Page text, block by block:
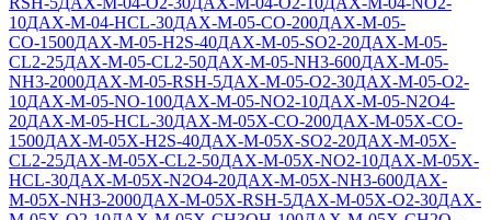
10ДАХ-М-04-HCL-30ДАХ-М-05-СО-200ДАХ-М-05-
СО-1500ДАХ-М-05-H2S-40ДАХ-М-05-SO2-20ДАХ-М-05-
CL2-25ДАХ-М-05-CL2-50ДАХ-М-05-NH3-600ДАХ-М-05-
NH3-2000ДАХ-М-05-RSH-5ДАХ-М-05-O2-30ДАХ-М-05-O2-
10ДАХ-М-05-NO-100ДАХ-М-05-NO2-10ДАХ-М-05-N2O4-
20ДАХ-М-05-HCL-30ДАХ-М-05Х-CO-200ДАХ-М-05Х-CO-
1500ДАХ-М-05Х-H2S-40ДАХ-М-05Х-SO2-20ДАХ-М-05Х-
CL2-25ДАХ-М-05Х-CL2-50ДАХ-М-05Х-NO2-10ДАХ-М-05Х-
HCL-30ДАХ-М-05Х-N2O4-20ДАХ-М-05Х-NH3-600ДАХ-
М-05Х-NH3-2000ДАХ-М-05Х-RSH-5ДАХ-М-05Х-O2-30ДАХ-